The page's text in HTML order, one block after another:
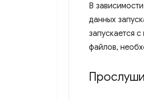
В
данных
запускается
файлов,